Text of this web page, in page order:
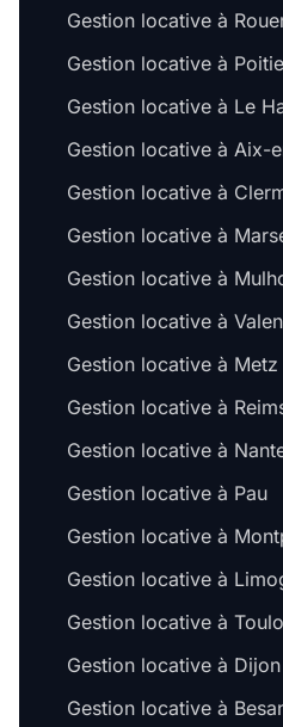
Gestion locative à
Gestion locative à
Gestion locative à Le
Gestion locative à Aix-
Gestion locative à
Gestion locative à
Gestion locative à
Gestion locative à
Gestion locative à Metz
Gestion locative à
Gestion locative à
Gestion locative à Pau
Gestion locative à
Gestion locative à
Gestion locative à
Gestion locative à Dijon
Gestion locative à